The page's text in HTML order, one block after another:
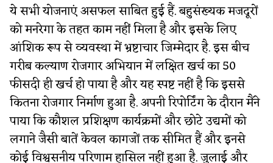
ये सभी योजनाएं असफल साबित हुई हैं. बहुसंख्यक मजदूरों
को मनरेगा के तहत काम नहीं मिला है और इसके लिए
आंशिक रूप से व्यवस्था में भ्रष्टाचार जिम्मेदार है. इस बीच
गरीब कल्याण रोजगार अभियान में लक्षित खर्च का 50
फीसदी ही खर्च हो पाया है और यह स्पष्ट नहीं है कि इससे
कितना रोजगार निर्माण हुआ है. अपनी रिपोर्टिंग के दौरान मैंने
पाया कि कौशल प्रशिक्षण कार्यक्रमों और छोटे उद्यमों को
लगाने जैसी बातें केवल कागजों तक सीमित हैं और इनसे
कोई विश्वसनीय परिणाम हासिल नहीं हुआ है. जुलाई और